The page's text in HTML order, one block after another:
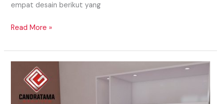
empat desain berikut yang
Read More »
Interior
Kamar
Daerah
Nias